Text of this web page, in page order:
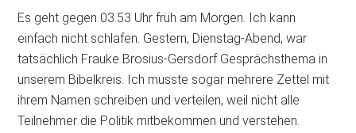
Es geht gegen 03.53 Uhr früh am Morgen. Ich kann
einfach nicht schlafen. Gestern, Dienstag-Abend, war
tatsächlich Frauke Brosius-Gersdorf Gesprächsthema in
unserem Bibelkreis. Ich musste sogar mehrere Zettel mit
ihrem Namen schreiben und verteilen, weil nicht alle
Teilnehmer die Politik mitbekommen und verstehen.